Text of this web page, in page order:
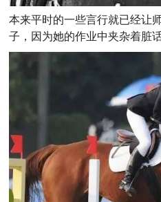
本来平时的一些言行就已经让
子，因为她的作业中夹杂着脏